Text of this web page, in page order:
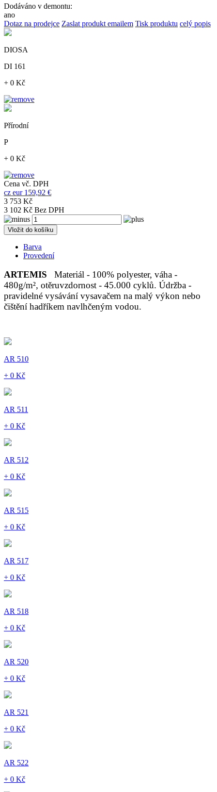
Dodáváno v demontu:
ano
Dotaz na prodejce Zaslat produkt emailem Tisk produktu celý popis
DIOSA
DI 161
+ 0 Kč
Přírodní
P
+ 0 Kč
Cena vč. DPH
cz eur 159,92 €
3 753 Kč
3 102 Kč Bez DPH
Vložit do košíku
Barva
Provedení
ARTEMIS
Materiál - 100% polyester, váha -
480g/m², otěruvzdornost - 45.000 cyklů. Údržba -
pravidelné vysávání vysavačem na malý výkon nebo
čištění hadříkem navlhčeným vodou.
AR 510
+ 0 Kč
AR 511
+ 0 Kč
AR 512
+ 0 Kč
AR 515
+ 0 Kč
AR 517
+ 0 Kč
AR 518
+ 0 Kč
AR 520
+ 0 Kč
AR 521
+ 0 Kč
AR 522
+ 0 Kč